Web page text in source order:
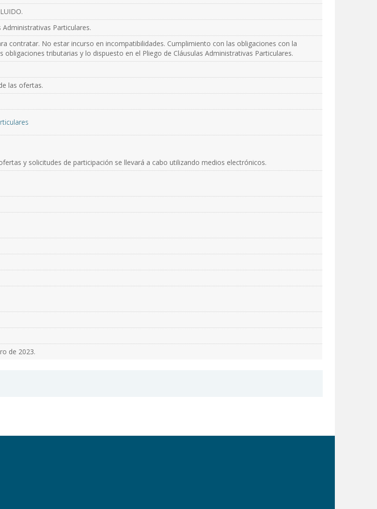
Particulares.
contratar. No estar incurso en incompatibilidades. Cumplimiento con las obligaciones con la
obligaciones tributarias y lo dispuesto en el Pliego de Cláusulas Administrativas Particulares.
las ofertas.
y solicitudes de participación se llevará a cabo utilizando medios electrónicos.
de 2023.